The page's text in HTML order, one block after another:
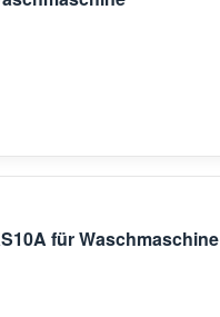
für Waschmaschine